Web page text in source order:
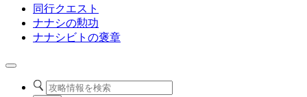
同行クエスト
ナナシの勲功
ナナシビトの褒章